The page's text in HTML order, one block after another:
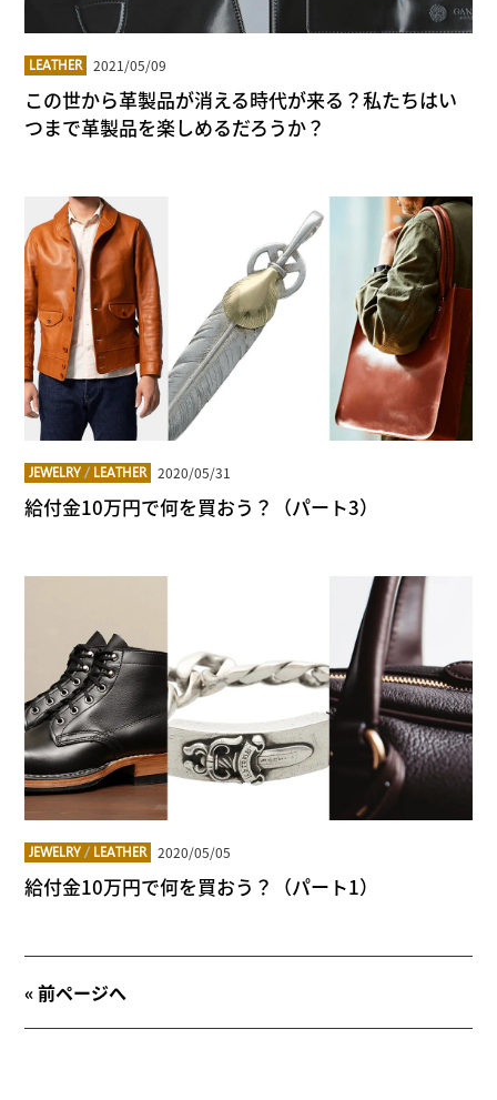
LEATHER 2021/05/09
この世から革製品が消える時代が来る？私たちはい
つまで革製品を楽しめるだろうか？
JEWELRY / LEATHER 2020/05/31
給付金10万円で何を買おう？（パート3）
JEWELRY / LEATHER 2020/05/05
給付金10万円で何を買おう？（パート1）
« 前ページへ